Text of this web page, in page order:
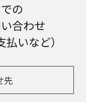
の
合わせ
いなど）
先